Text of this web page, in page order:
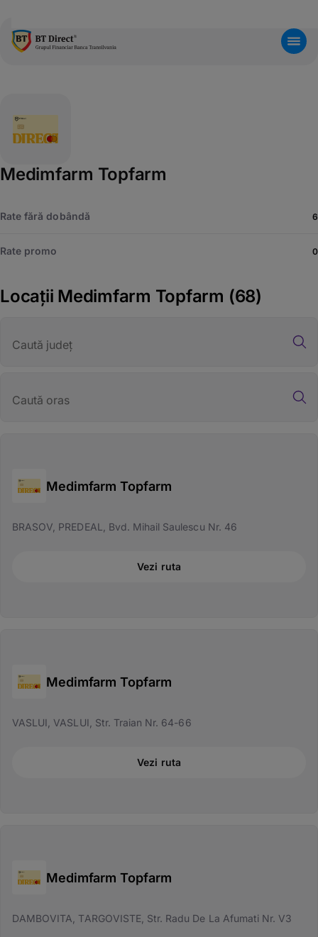
Medimfarm Topfarm
Rate fără dobândă 6
Rate promo 0
Locații Medimfarm Topfarm (68)
Caută județ
Caută oras
Medimfarm Topfarm
BRASOV, PREDEAL, Bvd. Mihail Saulescu Nr. 46
Vezi ruta
Medimfarm Topfarm
VASLUI, VASLUI, Str. Traian Nr. 64-66
Vezi ruta
Medimfarm Topfarm
DAMBOVITA, TARGOVISTE, Str. Radu De La Afumati Nr. V3